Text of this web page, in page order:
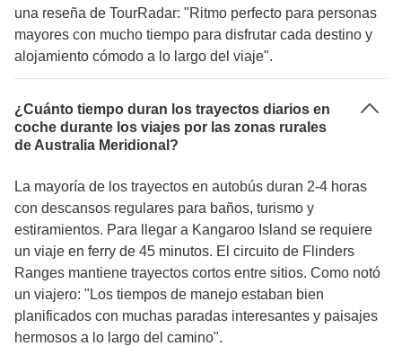
una reseña de TourRadar: "Ritmo perfecto para personas
mayores con mucho tiempo para disfrutar cada destino y
alojamiento cómodo a lo largo del viaje".
¿Cuánto tiempo duran los trayectos diarios en
coche durante los viajes por las zonas rurales
de Australia Meridional?
La mayoría de los trayectos en autobús duran 2-4 horas
con descansos regulares para baños, turismo y
estiramientos. Para llegar a Kangaroo Island se requiere
un viaje en ferry de 45 minutos. El circuito de Flinders
Ranges mantiene trayectos cortos entre sitios. Como notó
un viajero: "Los tiempos de manejo estaban bien
planificados con muchas paradas interesantes y paisajes
hermosos a lo largo del camino".